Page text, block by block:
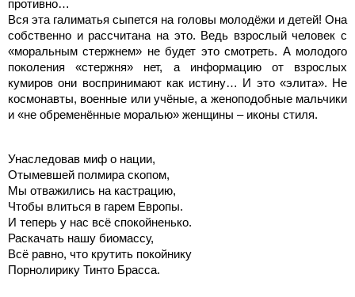
противно…
Вся эта галиматья сыпется на головы молодёжи и детей! Она
собственно и рассчитана на это. Ведь взрослый человек с
«моральным стержнем» не будет это смотреть. А молодого
поколения «стержня» нет, а информацию от взрослых
кумиров они воспринимают как истину… И это «элита». Не
космонавты, военные или учёные, а женоподобные мальчики
и «не обременённые моралью» женщины – иконы стиля.
Унаследовав миф о нации,
Отымевшей полмира скопом,
Мы отважились на кастрацию,
Чтобы влиться в гарем Европы.
И теперь у нас всё спокойненько.
Раскачать нашу биомассу,
Всё равно, что крутить покойнику
Порнолирику Тинто Брасса.